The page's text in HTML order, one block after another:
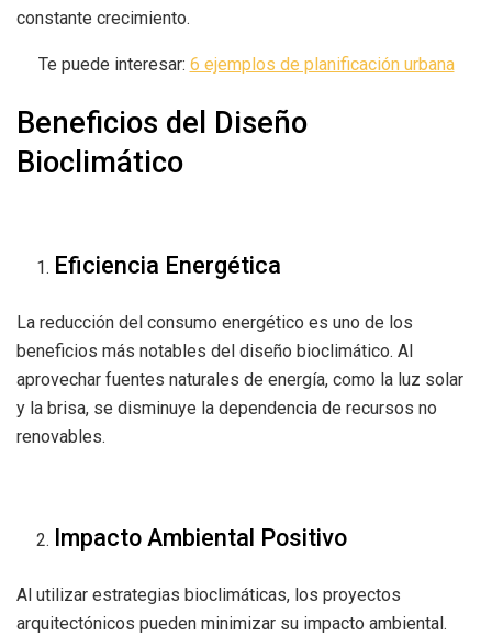
constante crecimiento.
Te puede interesar: 6 ejemplos de planificación urbana
Beneficios del Diseño
Bioclimático
Eficiencia Energética
La reducción del consumo energético es uno de los
beneficios más notables del diseño bioclimático. Al
aprovechar fuentes naturales de energía, como la luz solar
y la brisa, se disminuye la dependencia de recursos no
renovables.
Impacto Ambiental Positivo
Al utilizar estrategias bioclimáticas, los proyectos
arquitectónicos pueden minimizar su impacto ambiental.